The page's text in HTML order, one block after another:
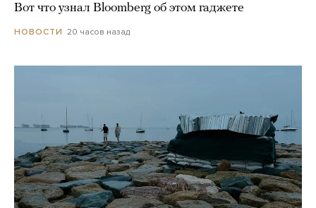
Вот что узнал Bloomberg об этом гаджете
НОВОСТИ 20 часов назад